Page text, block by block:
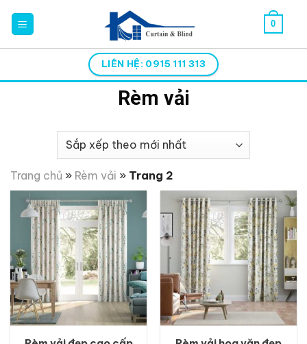
content
0
LIÊN HỆ: 0915 111 313
Rèm vải
Trang chủ » Rèm vải » Trang 2